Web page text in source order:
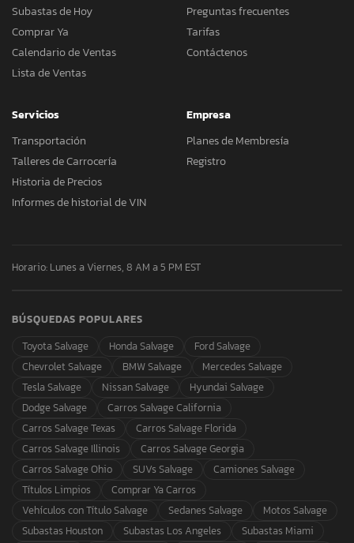
Subastas de Hoy
Comprar Ya
Calendario de Ventas
Lista de Ventas
Preguntas frecuentes
Tarifas
Contáctenos
Servicios
Transportación
Talleres de Carrocería
Historia de Precios
Informes de historial de VIN
Empresa
Planes de Membresía
Registro
Horario: Lunes a Viernes, 8 AM a 5 PM EST
BÚSQUEDAS POPULARES
Toyota Salvage
Honda Salvage
Ford Salvage
Chevrolet Salvage
BMW Salvage
Mercedes Salvage
Tesla Salvage
Nissan Salvage
Hyundai Salvage
Dodge Salvage
Carros Salvage California
Carros Salvage Texas
Carros Salvage Florida
Carros Salvage Illinois
Carros Salvage Georgia
Carros Salvage Ohio
SUVs Salvage
Camiones Salvage
Títulos Limpios
Comprar Ya Carros
Vehículos con Título Salvage
Sedanes Salvage
Motos Salvage
Subastas Houston
Subastas Los Angeles Subastas Miami